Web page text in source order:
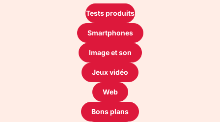
Tests produits
Smartphones
Image et son
Jeux vidéo
Web
Bons plans